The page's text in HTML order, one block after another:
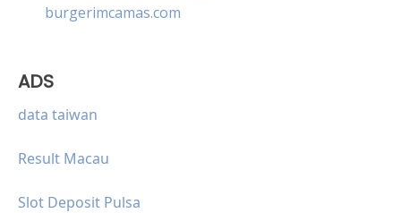
burgerimcamas.com
ADS
data taiwan
Result Macau
Slot Deposit Pulsa